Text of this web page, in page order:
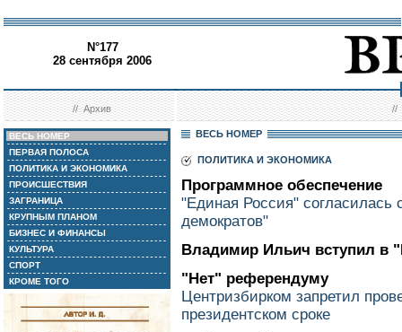
N°177
28 сентября 2006
//Архив //
ВЕСЬ НОМЕР
ПЕРВАЯ ПОЛОСА
ПОЛИТИКА И ЭКОНОМИКА
ПРОИСШЕСТВИЯ
ЗАГРАНИЦА
КРУПНЫМ ПЛАНОМ
БИЗНЕС И ФИНАНСЫ
КУЛЬТУРА
СПОРТ
КРОМЕ ТОГО
ВЕСЬ НОМЕР
ПОЛИТИКА И ЭКОНОМИКА
Программное обеспечение
"Единая Россия" согласилась
демократов"
Владимир Ильич вступил в
"Нет" референдуму
Центризбирком запретил
президентском сроке